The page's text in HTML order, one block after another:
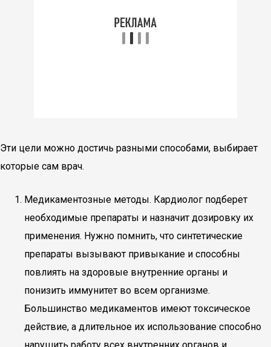
Эти цели можно достичь разными способами, выбирает
которые сам врач.
Медикаментозные методы. Кардиолог подберет
необходимые препараты и назначит дозировку их
применения. Нужно помнить, что синтетические
препараты вызывают привыкание и способны
повлиять на здоровые внутренние органы и
понизить иммунитет во всем организме.
Большинство медикаментов имеют токсическое
действие, а длительное их использование способно